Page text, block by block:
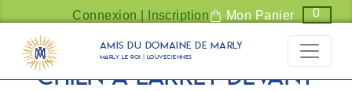
Panneau de gestion des cookies
Connexion | Inscription Mon Panier 0
Amis du Domaine de Marly
Marly Le Roi | Louveciennes
Chien à l'arrêt devant